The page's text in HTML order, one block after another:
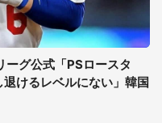
ーグ公式「PSロースタ
けるレベルにない」韓国